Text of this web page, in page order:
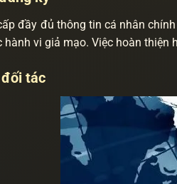
đầy đủ thông tin cá nhân
hành vi giả mạo. Việc hoàn
tác